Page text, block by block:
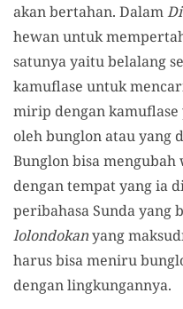
akan bertahan. Dalam
hewan untuk
satunya yaitu belalang
kamuflase untuk
mirip dengan
oleh bunglon atau yang
Bunglon bisa
dengan tempat yang ia
peribahasa Sunda yang
lolondokanyang
harus bisa meniru
dengan lingkungannya.